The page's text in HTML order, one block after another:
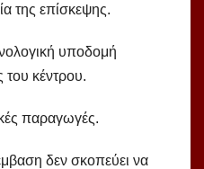
της επίσκεψης.
υποδομή
του κέντρου.
παραγωγές.
δεν σκοπεύει να